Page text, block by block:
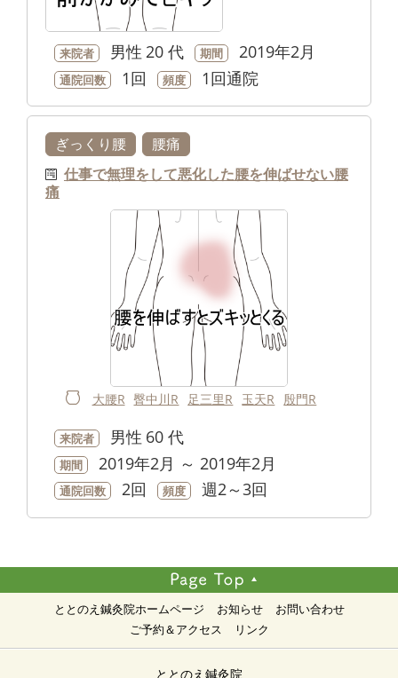
来院者 男性 20 代 期間 2019年2月
通院回数 1回 頻度 1回通院
ぎっくり腰
腰痛
仕事で無理をして悪化した腰を伸ばせない腰
痛
大腰R 臀中川R 足三里R 玉天R 殷門R
来院者 男性 60 代
期間 2019年2月 ～ 2019年2月
通院回数 2回 頻度 週2～3回
ととのえ鍼灸院ホームページ お知らせ
お問い合わせ
ご予約＆アクセス
リンク
ととのえ鍼灸院